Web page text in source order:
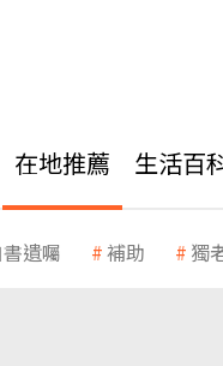
在地推薦 生活百
書遺囑 補助 獨